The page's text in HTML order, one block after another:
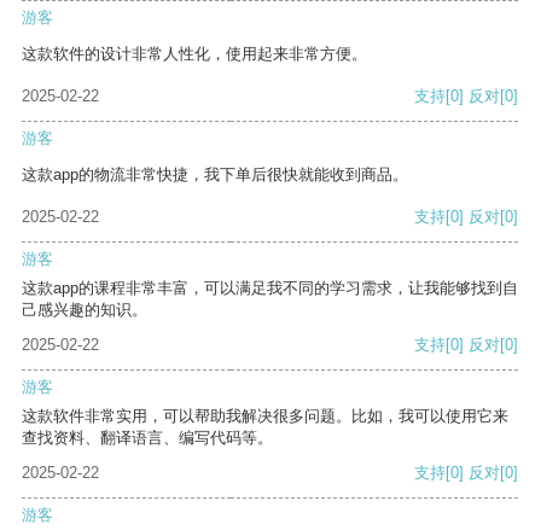
游客
这款软件的设计非常人性化，使用起来非常方便。
2025-02-22 支持[0] 反对[0]
游客
这款app的物流非常快捷，我下单后很快就能收到商品。
2025-02-22 支持[0] 反对[0]
游客
这款app的课程非常丰富，可以满足我不同的学习需求，让我能够找到自
己感兴趣的知识。
2025-02-22
支持[0] 反对[0]
游客
这款软件非常实用，可以帮助我解决很多问题。比如，我可以使用它来
查找资料、翻译语言、编写代码等。
2025-02-22
支持[0] 反对[0]
游客